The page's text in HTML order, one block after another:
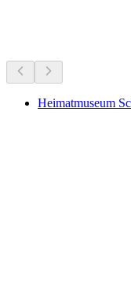
Heimatmuseum